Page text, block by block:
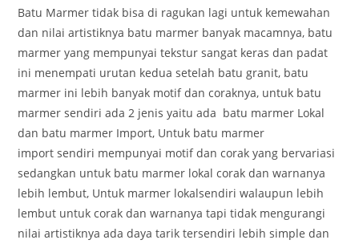
Batu Marmer tidak bisa di ragukan lagi untuk kemewahan
dan nilai artistiknya batu marmer banyak macamnya, batu
marmer yang mempunyai tekstur sangat keras dan padat
ini menempati urutan kedua setelah batu granit, batu
marmer ini lebih banyak motif dan coraknya, untuk batu
marmer sendiri ada 2 jenis yaitu ada batu marmer Lokal
dan batu marmer Import, Untuk batu marmer
import sendiri mempunyai motif dan corak yang bervariasi
sedangkan untuk batu marmer lokal corak dan warnanya
lebih lembut, Untuk marmer lokalsendiri walaupun lebih
lembut untuk corak dan warnanya tapi tidak mengurangi
nilai artistiknya ada daya tarik tersendiri lebih simple dan